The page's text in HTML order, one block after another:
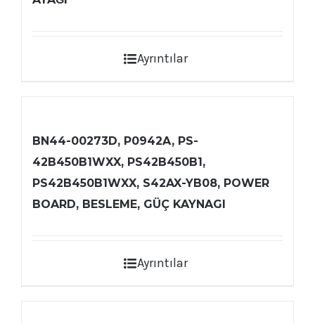
Ayrıntılar
BN44-00273D, P0942A, PS-
42B450B1WXX, PS42B450B1,
PS42B450B1WXX, S42AX-YB08, POWER
BOARD, BESLEME, GÜÇ KAYNAGI
Ayrıntılar